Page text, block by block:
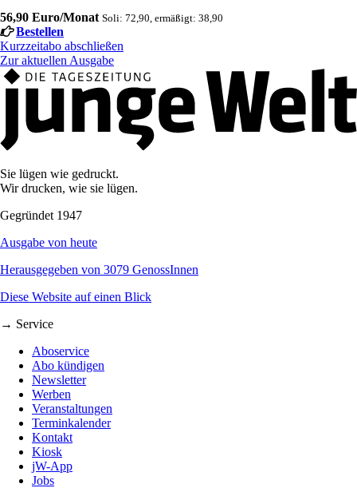
56,90 Euro/Monat Soli: 72,90, ermäßigt: 38,90
Bestellen
Kurzzeitabo abschließen
Zur aktuellen Ausgabe
Sie lügen wie gedruckt.
Wir drucken, wie sie lügen.
Gegründet 1947
Ausgabe von heute
Herausgegeben von 3079 GenossInnen
Diese Website auf einen Blick
→ Service
Aboservice
Abo kündigen
Newsletter
Werben
Veranstaltungen
Terminkalender
Kontakt
Kiosk
jW-App
Jobs